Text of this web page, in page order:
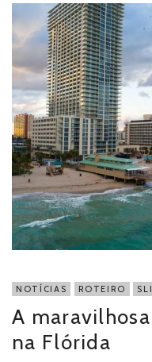
NOTÍCIAS ROTEIRO
A
na Flórida